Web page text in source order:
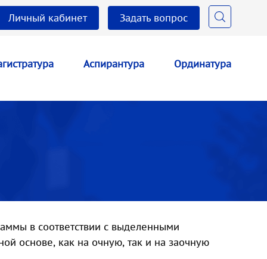
Личный кабинет Задать вопрос
Аспирантура Ординатура
в соответствии с выделенными
основе, как на очную, так и на заочную